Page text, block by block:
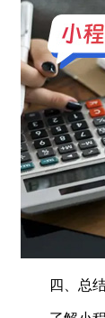
四、总